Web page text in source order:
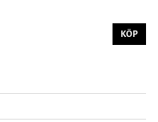
KÖP